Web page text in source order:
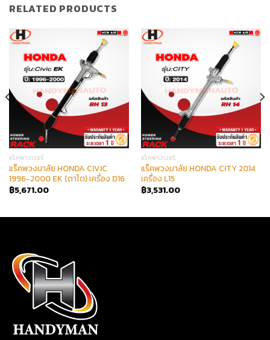
RELATED PRODUCTS
แร็คพาวเวอร์
แร็คพวงมาลัย HONDA CIVIC
1996-2000 EK (ตาโต) เครื่อง D16
฿5,671.00
แร็คพาวเวอร์
แร็คพวงมาลัย HONDA CITY 2014
เครื่อง L15
฿3,531.00